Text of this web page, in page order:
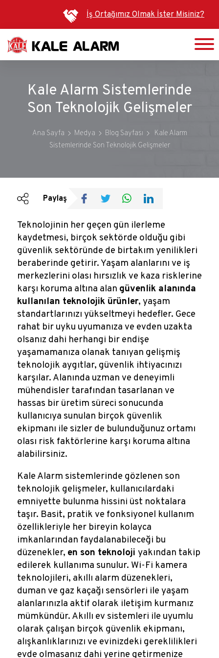
atla
İş Ortağımız Olmak İster Misiniz?
Kale Alarm Sistemlerinde
Son Teknolojik Gelişmeler
Ana Sayfa Medya Blog Sayfası
Kale Alarm
Sistemlerinde Son Teknolojik Gelişmeler
Bültenler
Reklamlar
Kalem Dergisi
Blog
Paylaş
Teknolojinin her geçen gün ilerleme
kaydetmesi, birçok sektörde olduğu gibi
güvenlik sektöründe de birtakım yenilikleri
beraberinde getirir. Yaşam alanlarını ve iş
merkezlerini olası hırsızlık ve kaza risklerine
karşı koruma altına alan güvenlik alanında
kullanılan teknolojik ürünler, yaşam
standartlarınızı yükseltmeyi hedefler. Gece
rahat bir uyku uyumanıza ve evden uzakta
olsanız dahi herhangi bir endişe
yaşamamanıza olanak tanıyan gelişmiş
teknolojik aygıtlar, güvenlik ihtiyacınızı
karşılar. Alanında uzman ve deneyimli
mühendisler tarafından tasarlanan ve
hassas bir üretim süreci sonucunda
kullanıcıya sunulan birçok güvenlik
ekipmanı ile sizler de bulunduğunuz ortamı
olası risk faktörlerine karşı koruma altına
alabilirsiniz.
Kale Alarm sistemlerinde gözlenen son
teknolojik gelişmeler, kullanıcılardaki
emniyette bulunma hissini üst noktalara
taşır. Basit, pratik ve fonksiyonel kullanım
özellikleriyle her bireyin kolayca
imkanlarından faydalanabileceği bu
düzenekler, en son teknoloji yakından takip
edilerek kullanıma sunulur. Wi-Fi kamera
teknolojileri, akıllı alarm düzenekleri,
duman ve gaz kaçağı sensörleri ile yaşam
alanlarınızla aktif olarak iletişim kurmanız
mümkündür. Akıllı ev sistemleri ile uyumlu
olarak çalışan birçok güvenlik ekipmanı,
alışkanlıklarınızı ve evinizdeki gereklilikleri
evde olmasanız dahi yerine getirmenize